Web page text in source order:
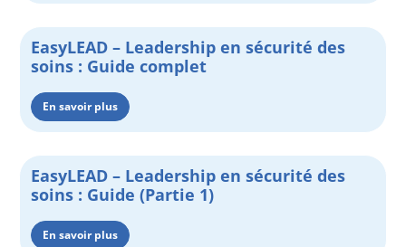
EasyLEAD – Leadership en sécurité des
soins : Guide complet
En savoir plus
EasyLEAD – Leadership en sécurité des
soins : Guide (Partie 1)
En savoir plus